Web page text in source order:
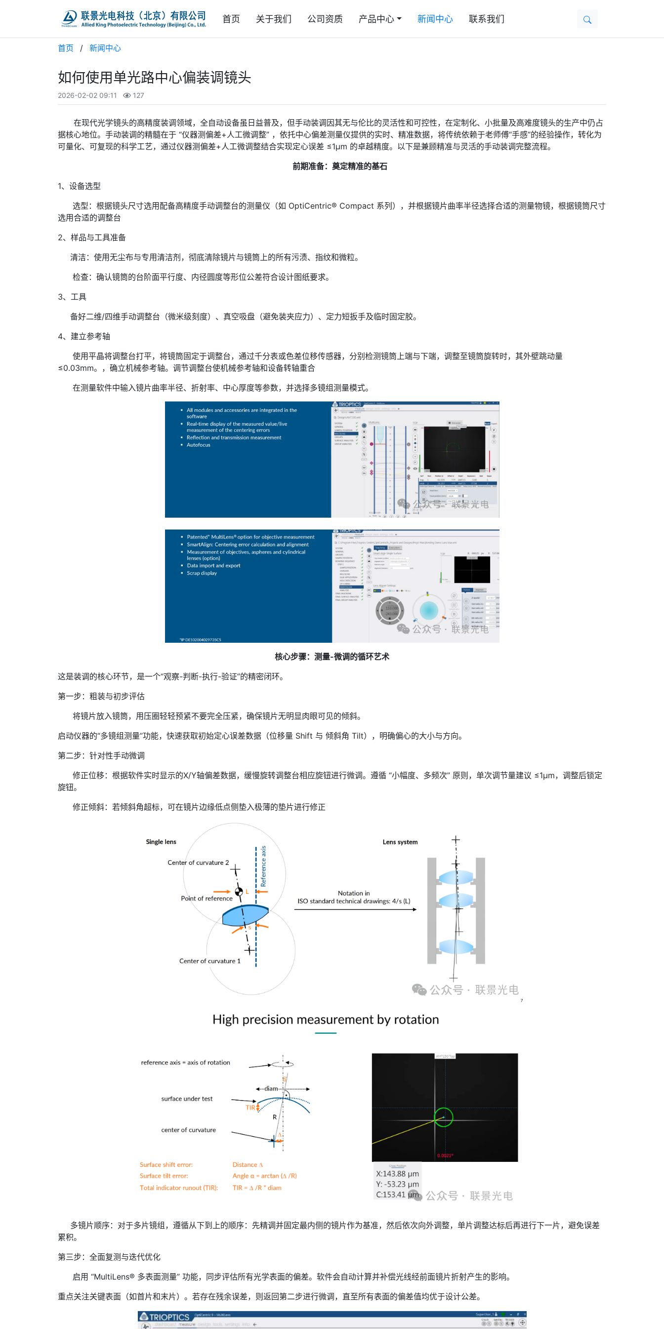
首页 关于我们 公司资质 产品中心 新闻中心 联系我们
首页 / 新闻中心
如何使用单光路中心偏装调镜头
2026-02-02 09:11 127
在现代光学镜头的高精度装调领域，全自动设备虽日益普及，但手动装调因其无与伦比的灵活性和可控性，在定制化、小批量及高难度镜头的生产中仍占
据核心地位。手动装调的精髓在于 “仪器测偏差+人工微调整” ，依托中心偏差测量仪提供的实时、精准数据，将传统依赖于老师傅“手感”的经验操作，转化为
可量化、可复现的科学工艺，通过仪器测偏差+人工微调整结合实现定心误差 ≤1μm 的卓越精度。以下是兼顾精准与灵活的手动装调完整流程。
前期准备：奠定精准的基石
1、设备选型
选型：根据镜头尺寸选用配备高精度手动调整台的测量仪（如 OptiCentric® Compact 系列），并根据镜片曲率半径选择合适的测量物镜，根据镜筒尺寸
选用合适的调整台
2、样品与工具准备
清洁：使用无尘布与专用清洁剂，彻底清除镜片与镜筒上的所有污渍、指纹和微粒。
检查：确认镜筒的台阶面平行度、内径圆度等形位公差符合设计图纸要求。
3、工具
备好二维/四维手动调整台（微米级刻度）、真空吸盘（避免装夹应力）、定力短扳手及临时固定胶。
4、建立参考轴
使用平晶将调整台打平，将镜筒固定于调整台，通过千分表或色差位移传感器，分别检测镜筒上端与下端，调整至镜筒旋转时，其外壁跳动量
≤0.03mm。，确立机械参考轴。调节调整台使机械参考轴和设备转轴重合
在测量软件中输入镜片曲率半径、折射率、中心厚度等参数，并选择多镜组测量模式。
核心步骤：测量-微调的循环艺术
这是装调的核心环节，是一个“观察-判断-执行-验证”的精密闭环。
第一步：粗装与初步评估
将镜片放入镜筒，用压圈轻轻预紧不要完全压紧，确保镜片无明显肉眼可见的倾斜。
启动仪器的“多镜组测量”功能，快速获取初始定心误差数据（位移量 Shift 与 倾斜角 Tilt），明确偏心的大小与方向。
第二步：针对性手动微调
修正位移：根据软件实时显示的X/Y轴偏差数据，缓慢旋转调整台相应旋钮进行微调。遵循 “小幅度、多频次” 原则，单次调节量建议 ≤1μm，调整后锁定
旋钮。
修正倾斜：若倾斜角超标，可在镜片边缘低点侧垫入极薄的垫片进行修正
多镜片顺序：对于多片镜组，遵循从下到上的顺序：先精调并固定最内侧的镜片作为基准，然后依次向外调整，单片调整达标后再进行下一片，避免误差
累积。
第三步：全面复测与迭代优化
启用 “MultiLens® 多表面测量” 功能，同步评估所有光学表面的偏差。软件会自动计算并补偿光线经前面镜片折射产生的影响。
重点关注关键表面（如首片和末片）。若存在残余误差，则返回第二步进行微调，直至所有表面的偏差值均优于设计公差。